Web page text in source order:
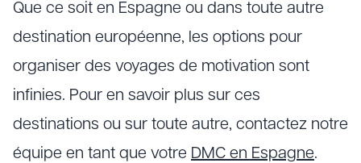
Que ce soit en Espagne ou dans toute autre
destination européenne, les options pour
organiser des voyages de motivation sont
infinies. Pour en savoir plus sur ces
destinations ou sur toute autre, contactez notre
équipe en tant que votre DMC en Espagne.